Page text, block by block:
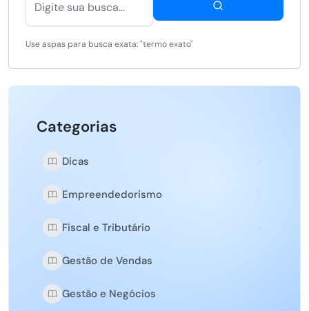
Use aspas para busca exata: "termo exato"
Categorias
Dicas
Empreendedorismo
Fiscal e Tributário
Gestão de Vendas
Gestão e Negócios